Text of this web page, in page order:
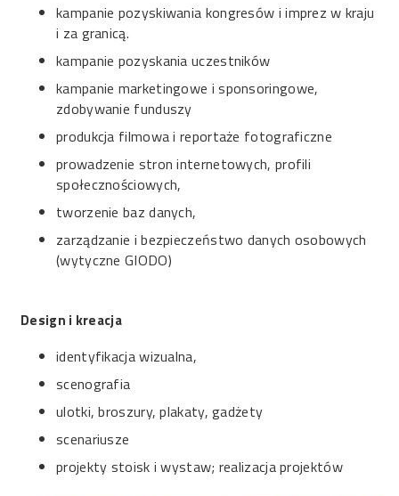
kampanie pozyskiwania kongresów i imprez w kraju
i za granicą.
kampanie pozyskania uczestników
kampanie marketingowe i sponsoringowe,
zdobywanie funduszy
produkcja filmowa i reportaże fotograficzne
prowadzenie stron internetowych, profili
społecznościowych,
tworzenie baz danych,
zarządzanie i bezpieczeństwo danych osobowych
(wytyczne GIODO)
Design i kreacja
identyfikacja wizualna,
scenografia
ulotki, broszury, plakaty, gadżety
scenariusze
projekty stoisk i wystaw; realizacja projektów